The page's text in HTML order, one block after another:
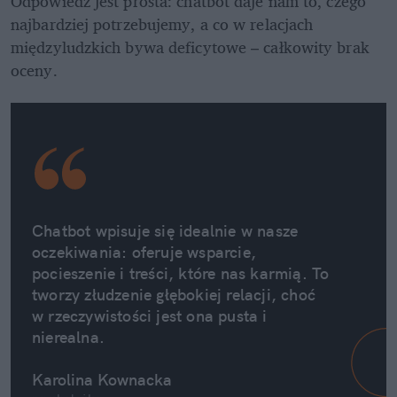
najbardziej potrzebujemy, a co w relacjach
międzyludzkich bywa deficytowe – całkowity brak
oceny.
Chatbot wpisuje się idealnie w nasze
oczekiwania: oferuje wsparcie,
pocieszenie i treści, które nas karmią. To
tworzy złudzenie głębokiej relacji, choć
w rzeczywistości jest ona pusta i
nierealna.
Karolina Kownacka